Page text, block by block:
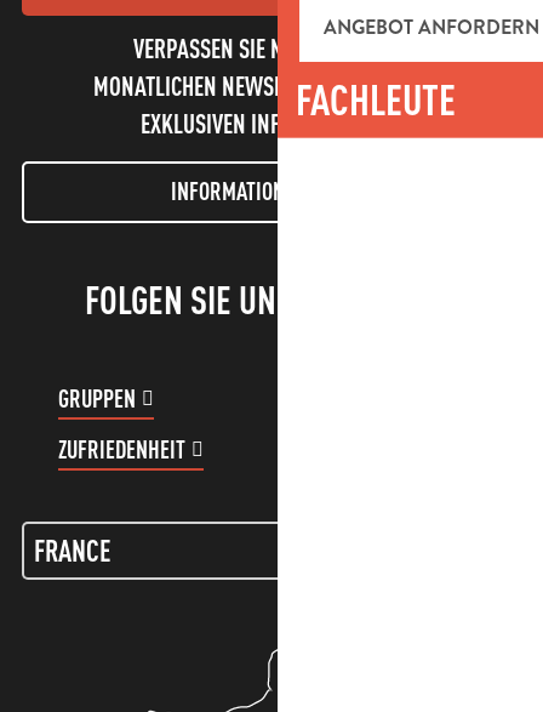
ANGEBOT ANFORDERN
FACHLEUTE
VERPASSEN SIE NICHT UNSEREN
MONATLICHEN NEWSLETTER UND UNSERE
EXKLUSIVEN INFORMATIONEN!
INFORMATIONEN LETTER
FOLGEN SIE UNS!
GRUPPEN
ZUFRIEDENHEIT